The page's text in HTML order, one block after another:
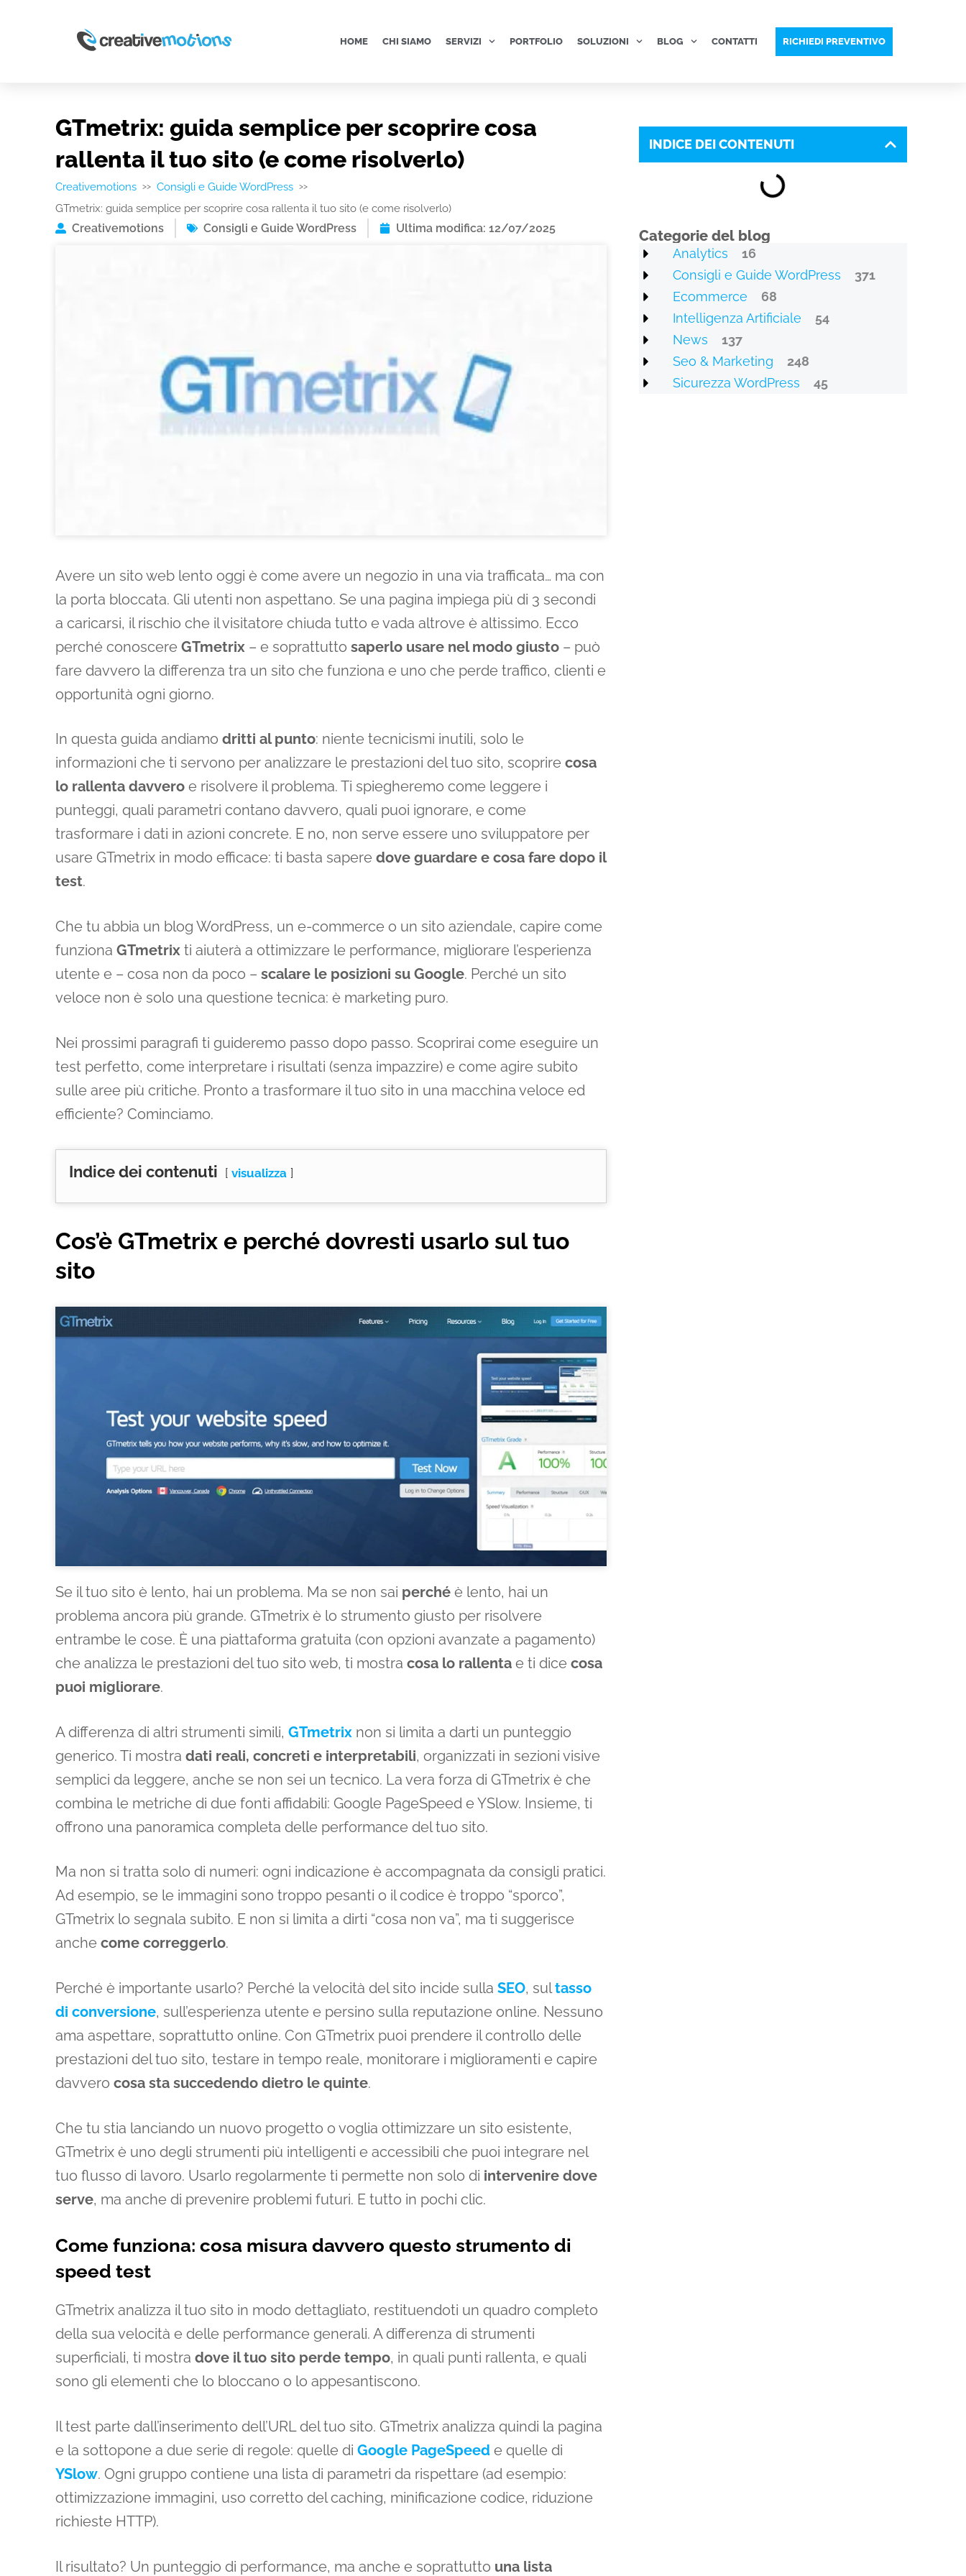
HOME CHI SIAMO SERVIZI PORTFOLIO SOLUZIONI BLOG CONTATTI RICHIEDI PREVENTIVO
GTmetrix: guida semplice per scoprire cosa
rallenta il tuo sito (e come risolverlo)
Creativemotions >> Consigli e Guide WordPress >>
GTmetrix: guida semplice per scoprire cosa rallenta il tuo sito (e come risolverlo)
Creativemotions Consigli e Guide WordPress Ultima modifica: 12/07/2025
Avere un sito web lento oggi è come avere un negozio in una via trafficata… ma con
la porta bloccata. Gli utenti non aspettano. Se una pagina impiega più di 3 secondi
a caricarsi, il rischio che il visitatore chiuda tutto e vada altrove è altissimo. Ecco
perché conoscere GTmetrix – e soprattutto saperlo usare nel modo giusto – può
fare davvero la differenza tra un sito che funziona e uno che perde traffico, clienti e
opportunità ogni giorno.
In questa guida andiamo dritti al punto: niente tecnicismi inutili, solo le
informazioni che ti servono per analizzare le prestazioni del tuo sito, scoprire cosa
lo rallenta davvero e risolvere il problema. Ti spiegheremo come leggere i
punteggi, quali parametri contano davvero, quali puoi ignorare, e come
trasformare i dati in azioni concrete. E no, non serve essere uno sviluppatore per
usare GTmetrix in modo efficace: ti basta sapere dove guardare e cosa fare dopo il
test.
Che tu abbia un blog WordPress, un e-commerce o un sito aziendale, capire come
funziona GTmetrix ti aiuterà a ottimizzare le performance, migliorare l’esperienza
utente e – cosa non da poco – scalare le posizioni su Google. Perché un sito
veloce non è solo una questione tecnica: è marketing puro.
Nei prossimi paragrafi ti guideremo passo dopo passo. Scoprirai come eseguire un
test perfetto, come interpretare i risultati (senza impazzire) e come agire subito
sulle aree più critiche. Pronto a trasformare il tuo sito in una macchina veloce ed
efficiente? Cominciamo.
Indice dei contenuti visualizza
Cos’è GTmetrix e perché dovresti usarlo sul tuo
sito
Se il tuo sito è lento, hai un problema. Ma se non sai perché è lento, hai un
problema ancora più grande. GTmetrix è lo strumento giusto per risolvere
entrambe le cose. È una piattaforma gratuita (con opzioni avanzate a pagamento)
che analizza le prestazioni del tuo sito web, ti mostra cosa lo rallenta e ti dice cosa
puoi migliorare.
A differenza di altri strumenti simili, GTmetrix non si limita a darti un punteggio
generico. Ti mostra dati reali, concreti e interpretabili, organizzati in sezioni visive
semplici da leggere, anche se non sei un tecnico. La vera forza di GTmetrix è che
combina le metriche di due fonti affidabili: Google PageSpeed e YSlow. Insieme, ti
offrono una panoramica completa delle performance del tuo sito.
Ma non si tratta solo di numeri: ogni indicazione è accompagnata da consigli pratici.
Ad esempio, se le immagini sono troppo pesanti o il codice è troppo “sporco”,
GTmetrix lo segnala subito. E non si limita a dirti “cosa non va”, ma ti suggerisce
anche come correggerlo.
Perché è importante usarlo? Perché la velocità del sito incide sulla SEO, sultasso
di conversione, sull’esperienza utente e persino sulla reputazione online. Nessuno
ama aspettare, soprattutto online. Con GTmetrix puoi prendere il controllo delle
prestazioni del tuo sito, testare in tempo reale, monitorare i miglioramenti e capire
davvero cosa sta succedendo dietro le quinte.
Che tu stia lanciando un nuovo progetto o voglia ottimizzare un sito esistente,
GTmetrix è uno degli strumenti più intelligenti e accessibili che puoi integrare nel
tuo flusso di lavoro. Usarlo regolarmente ti permette non solo di intervenire dove
serve, ma anche di prevenire problemi futuri. E tutto in pochi clic.
Come funziona: cosa misura davvero questo strumento di
speed test
GTmetrix analizza il tuo sito in modo dettagliato, restituendoti un quadro completo
della sua velocità e delle performance generali. A differenza di strumenti
superficiali, ti mostra dove il tuo sito perde tempo, in quali punti rallenta, e quali
sono gli elementi che lo bloccano o lo appesantiscono.
Il test parte dall’inserimento dell’URL del tuo sito. GTmetrix analizza quindi la pagina
e la sottopone a due serie di regole: quelle di Google PageSpeed e quelle di
YSlow. Ogni gruppo contiene una lista di parametri da rispettare (ad esempio:
ottimizzazione immagini, uso corretto del caching, minificazione codice, riduzione
richieste HTTP).
Il risultato? Un punteggio di performance, ma anche e soprattutto una lista
INDICE DEI CONTENUTI
Categorie del blog
Analytics
16
Consigli e Guide WordPress
371
Ecommerce
68
Intelligenza Artificiale
54
News
137
Seo & Marketing
248
Sicurezza WordPress
45